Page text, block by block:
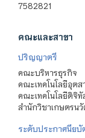
7582821
คณะและสาขา
ปริญญาตรี
คณะบริหารธุรกิจ
คณะเทคโนโลยีอุตส
คณะเทคโนโลยีดิจิทั
สำนักวิชาเกษตรน
ระดับประกาศนียบั